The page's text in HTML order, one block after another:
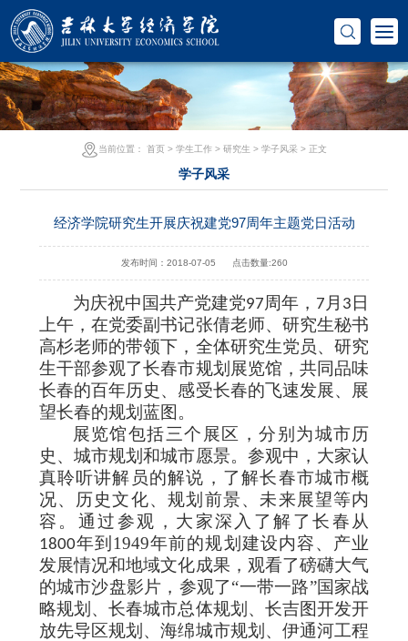
当前位置： 首页> 学生工作> 研究生 > 学子风采 > 正文
学子风采
经济学院研究生开展庆祝建党97周年主题党日活动
发布时间：2018-07-05 点击数量:260
为庆祝中国共产党建党97周年， 7 月 3 日
上午，在党委副书记张倩老师、研究生秘书
高杉老师的带领下，全体研究生党员、研究
生干部参观了长春市规划展览馆，共同品味
长春的百年历史、感受长春的飞速发展、展
望长春的规划蓝图。
展览馆包括三个展区，分别为城市历
史、城市规划和城市愿景。参观中，大家认
真聆听讲解员的解说，了解长春市城市概
况、历史文化、规划前景、未来展望等内
容。通过参观，大家深入了解了长春从
1800年到1949年前的规划建设内容、产业
发展情况和地域文化成果，观看了磅礴大气
的城市沙盘影片，参观了“一带一路”国家战
略规划、长春城市总体规划、长吉图开发开
放先导区规划、海绵城市规划、伊通河工程